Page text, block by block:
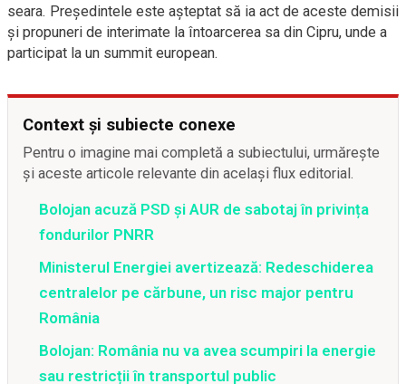
seara. Președintele este așteptat să ia act de aceste demisii
și propuneri de interimate la întoarcerea sa din Cipru, unde a
participat la un summit european.
Context și subiecte conexe
Pentru o imagine mai completă a subiectului, urmărește
și aceste articole relevante din același flux editorial.
Bolojan acuză PSD și AUR de sabotaj în privința
fondurilor PNRR
Ministerul Energiei avertizează: Redeschiderea
centralelor pe cărbune, un risc major pentru
România
Bolojan: România nu va avea scumpiri la energie
sau restricții în transportul public